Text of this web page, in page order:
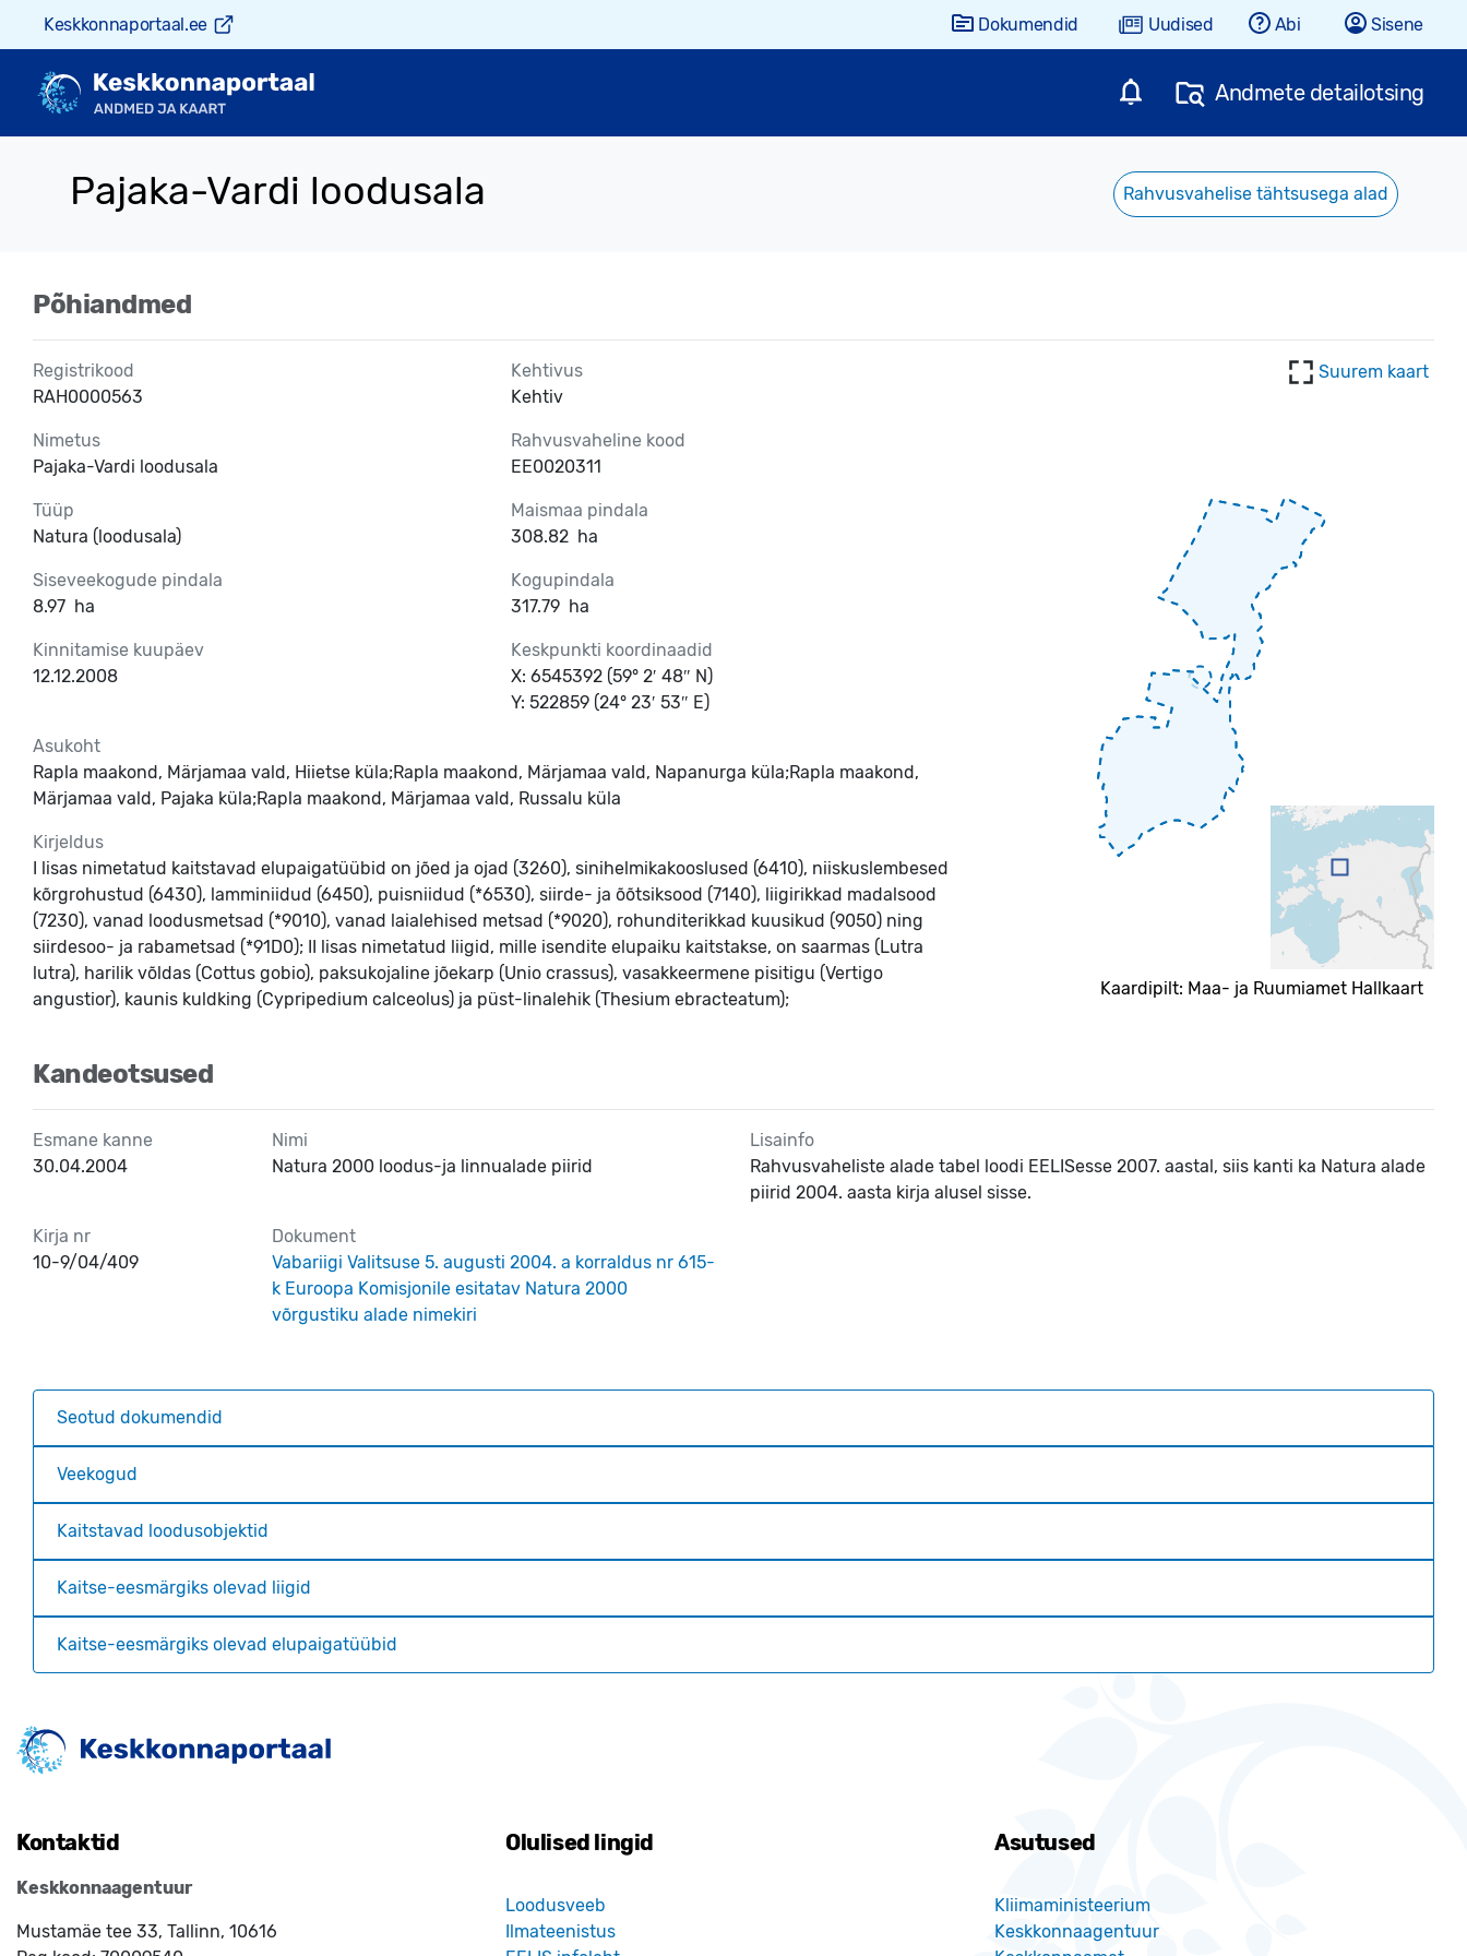
Keskkonnaportaal.ee Dokumendid Uudised Abi Sisene
Andmete detailotsing
Pajaka-Vardi loodusala Rahvusvahelise tähtsusega alad
Põhiandmed
Registrikood
RAH0000563
Kehtivus
Kehtiv
Nimetus
Pajaka-Vardi loodusala
Rahvusvaheline kood
EE0020311
Tüüp
Natura (loodusala)
Maismaa pindala
308.82 ha
Siseveekogude pindala
8.97 ha
Kogupindala
317.79 ha
Kinnitamise kuupäev
12.12.2008
Keskpunkti koordinaadid
X: 6545392 (59° 2′ 48″ N)
Y: 522859 (24° 23′ 53″ E)
Asukoht
Rapla maakond, Märjamaa vald, Hiietse küla;Rapla maakond, Märjamaa vald, Napanurga küla;Rapla maakond,
Märjamaa vald, Pajaka küla;Rapla maakond, Märjamaa vald, Russalu küla
Kirjeldus
I lisas nimetatud kaitstavad elupaigatüübid on jõed ja ojad (3260), sinihelmikakooslused (6410), niiskuslembesed
kõrgrohustud (6430), lamminiidud (6450), puisniidud (*6530), siirde- ja õõtsiksood (7140), liigirikkad madalsood
(7230), vanad loodusmetsad (*9010), vanad laialehised metsad (*9020), rohunditerikkad kuusikud (9050) ning
siirdesoo- ja rabametsad (*91D0); II lisas nimetatud liigid, mille isendite elupaiku kaitstakse, on saarmas (Lutra
lutra), harilik võldas (Cottus gobio), paksukojaline jõekarp (Unio crassus), vasakkeermene pisitigu (Vertigo
angustior), kaunis kuldking (Cypripedium calceolus) ja püst-linalehik (Thesium ebracteatum);
Suurem kaart
Kaardipilt: Maa- ja Ruumiamet Hallkaart
Kandeotsused
Esmane kanne
30.04.2004
Nimi
Natura 2000 loodus-ja linnualade piirid
Lisainfo
Rahvusvaheliste alade tabel loodi EELISesse 2007. aastal, siis kanti ka Natura alade
piirid 2004. aasta kirja alusel sisse.
Kirja nr
10-9/04/409
Dokument
Vabariigi Valitsuse 5. augusti 2004. a korraldus nr 615-
k Euroopa Komisjonile esitatav Natura 2000
võrgustiku alade nimekiri
Seotud dokumendid
Veekogud
Kaitstavad loodusobjektid
Kaitse-eesmärgiks olevad liigid
Kaitse-eesmärgiks olevad elupaigatüübid
Kontaktid
Keskkonnaagentuur
Mustamäe tee 33, Tallinn, 10616
Olulised lingid
Loodusveeb
Ilmateenistus
Asutused
Kliimaministeerium
Keskkonnaagentuur